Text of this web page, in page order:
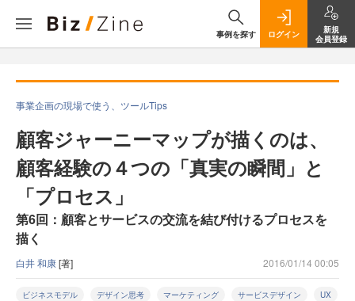
事例を探す ログイン
新規
会員登録
事業企画の現場で使う、ツールTips
顧客ジャーニーマップが描くのは、
顧客経験の４つの「真実の瞬間」と
「プロセス」
第6回：顧客とサービスの交流を結び付けるプロセスを
描く
白井 和康[著] 2016/01/14 00:05
ビジネスモデル デザイン思考 マーケティング サービスデザイン UX